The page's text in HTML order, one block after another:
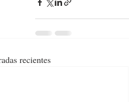
recientes